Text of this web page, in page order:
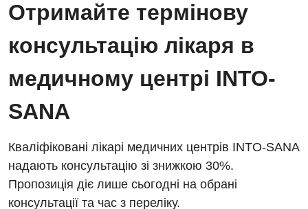
Отримайте термінову
консультацію лікаря в
медичному центрі INTO-
SANA
Кваліфіковані лікарі медичних центрів INTO-SANA
надають консультацію зі знижкою 30%.
Пропозиція діє лише сьогодні на обрані
консультації та час з переліку.